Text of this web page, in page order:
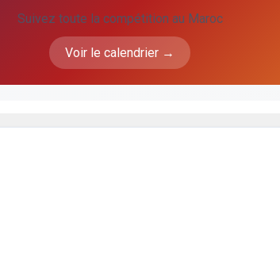
Suivez toute la compétition au Maroc
Voir le calendrier →